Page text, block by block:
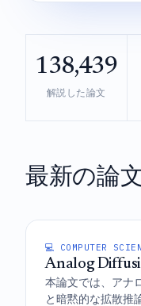
138,439
解説した論文
最新の論
💻 COMPUTER
Analog
本論文では、アナ
と暗黙的な拡散推